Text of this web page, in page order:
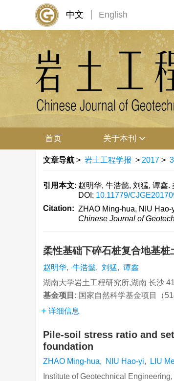
中文 English
首页 关于本刊
文章导航 > 岩土工程学报 > 2017 >
引用本文: 赵明华, 牛浩懿, 刘猛, 谭鑫
DOI: 10.11779/
Citation: ZHAO Ming-hua, NIU
Chinese Journal of
柔性基础下碎石桩复合地基
赵明华, 牛浩懿, 刘猛, 谭鑫
湖南大学岩土工程研究所,湖南 长沙
基金项目: 国家自然科学基金项目（
详细信息
Pile-soil stress ratio and
foundation
ZHAO Ming-hua, NIU Hao-yi, LIU
Institute of Geotechnical